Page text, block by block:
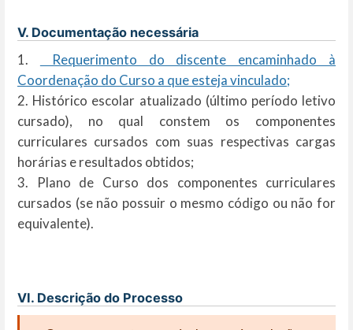
V. Documentação necessária
1.
Requerimento do discente encaminhado à
Coordenação do Curso a que esteja vinculado;
2. Histórico escolar atualizado (último período letivo
cursado), no qual constem os componentes
curriculares cursados com suas respectivas cargas
horárias e resultados obtidos;
3. Plano de Curso dos componentes curriculares
cursados (se não possuir o mesmo código ou não for
equivalente).
VI. Descrição do Processo